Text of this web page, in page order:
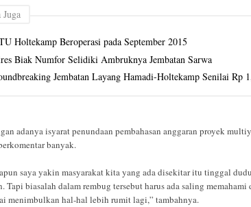
Juga
Holtekamp Beroperasi pada September 2015
Biak Numfor Selidiki Ambruknya Jembatan Sarwa
Jembatan Layang Hamadi-Holtekamp Senilai Rp
adanya isyarat penundaan pembahasan anggaran proyek
banyak.
saya yakin masyarakat kita yang ada disekitar itu tinggal
Tapi biasalah dalam rembug tersebut harus ada saling
menimbulkan hal-hal lebih rumit lagi,” tambahnya.